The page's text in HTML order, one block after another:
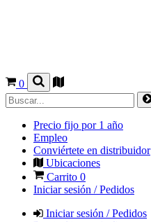
0
Precio fijo por 1 año
Empleo
Conviértete en distribuidor
Ubicaciones
Carrito 0
Iniciar sesión / Pedidos
Iniciar sesión / Pedidos